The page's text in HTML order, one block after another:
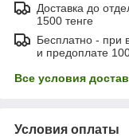
Доставка до
1500 тенге
Бесплатно - при
и предоплате
Все условия
Условия оплаты